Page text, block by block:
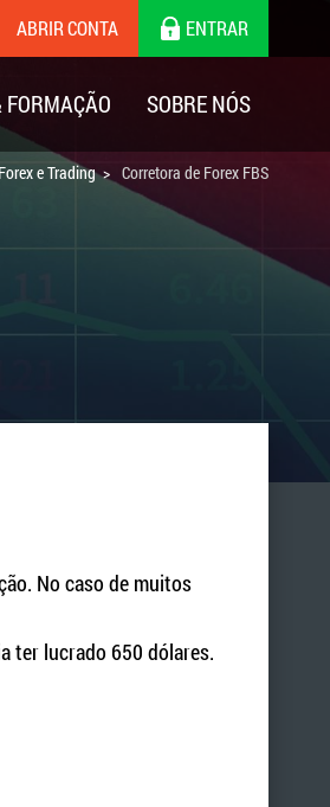
ABRIR CONTA ENTRAR
SOBRE NÓS
e Trading Corretora de Forex FBS
No caso de muitos
ter lucrado 650 dólares.